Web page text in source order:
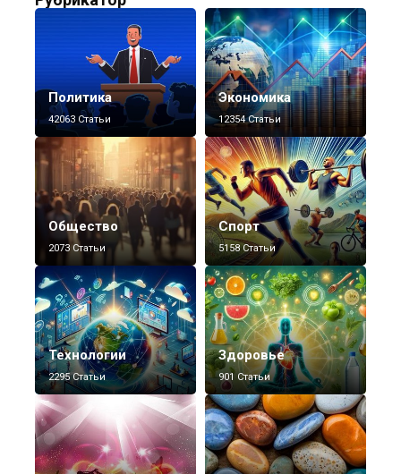
Политика
42063 Статьи
Экономика
12354 Статьи
Общество
2073 Статьи
Спорт
5158 Статьи
Технологии
2295 Статьи
Здоровье
901 Статьи